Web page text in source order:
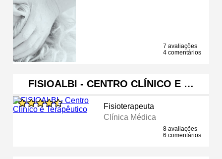
7 avaliações
4 comentários
FISIOALBI - CENTRO CLÍNICO E …
Fisioterapeuta
Clínica Médica
8 avaliações
6 comentários